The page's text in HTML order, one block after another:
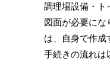
調理場設備・ト
図面が必要にな
は、自身で作成
手続きの流れは